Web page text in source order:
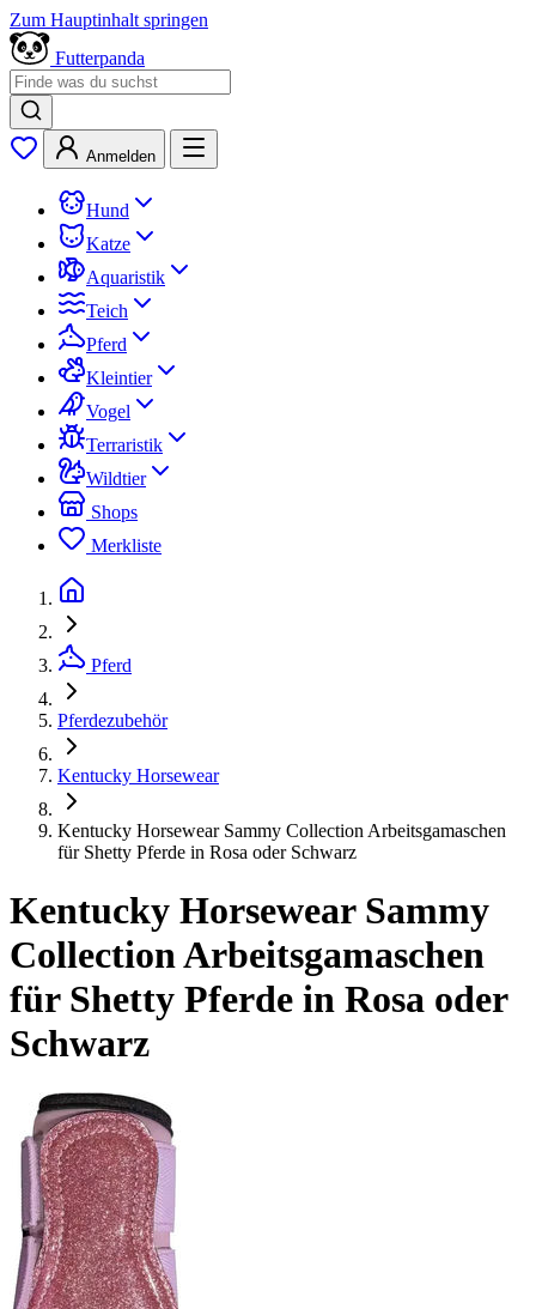
Zum Hauptinhalt springen
Futterpanda
Anmelden
Hund
Katze
Aquaristik
Teich
Pferd
Kleintier
Vogel
Terraristik
Wildtier
Shops
Merkliste
Pferd
Pferdezubehör
Kentucky Horsewear
Kentucky Horsewear Sammy Collection Arbeitsgamaschen
für Shetty Pferde in Rosa oder Schwarz
Kentucky Horsewear Sammy
Collection Arbeitsgamaschen
für Shetty Pferde in Rosa oder
Schwarz